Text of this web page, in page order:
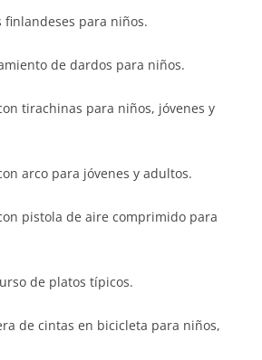
para niños.
de dardos para niños.
para niños, jóvenes y
para jóvenes y adultos.
de aire comprimido para
de platos típicos.
cintas en bicicleta para niños,